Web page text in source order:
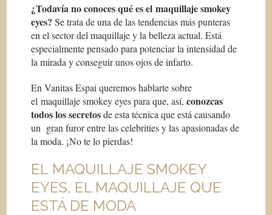
¿Todavía no conoces qué es el maquillaje smokey
eyes? Se trata de una de las tendencias más punteras
en el sector del maquillaje y la belleza actual. Está
especialmente pensado para potenciar la intensidad de
la mirada y conseguir unos ojos de infarto.
En Vanitas Espai queremos hablarte sobre
el maquillaje smokey eyes para que, así,conozcas
todos los secretosde esta técnica que está causando
un gran furor entre las celebrities y las apasionadas de
la moda. ¡No te lo pierdas!
EL MAQUILLAJE SMOKEY
EYES, EL MAQUILLAJE QUE
ESTÁ DE MODA